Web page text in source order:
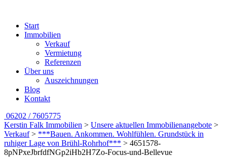
Start
Immobilien
Verkauf
Vermietung
Referenzen
Über uns
Auszeichnungen
Blog
Kontakt
06202 / 7605775
Kerstin Falk Immobilien > Unsere aktuellen Immobilienangebote >
Verkauf> ***Bauen. Ankommen. Wohlfühlen. Grundstück in
ruhiger Lage von Brühl-Rohrhof*** > 4651578-
8pNPxeJbrfdfNGp2iHb2H7Zo-Focus-und-Bellevue